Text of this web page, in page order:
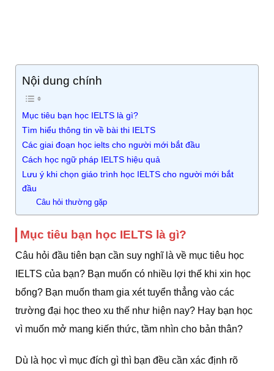
Nội dung chính
Mục tiêu bạn học IELTS là gì?
Tìm hiểu thông tin về bài thi IELTS
Các giai đoạn học ielts cho người mới bắt đầu
Cách học ngữ pháp IELTS hiệu quả
Lưu ý khi chọn giáo trình học IELTS cho người mới bắt
đầu
Câu hỏi thường gặp
Mục tiêu bạn học IELTS là gì?
Câu hỏi đầu tiên bạn cần suy nghĩ là về mục tiêu học
IELTS của bạn? Bạn muốn có nhiều lợi thế khi xin học
bổng? Bạn muốn tham gia xét tuyển thẳng vào các
trường đại học theo xu thế như hiện nay? Hay bạn học
vì muốn mở mang kiến thức, tầm nhìn cho bản thân?
Dù là học vì mục đích gì thì bạn đều cần xác định rõ